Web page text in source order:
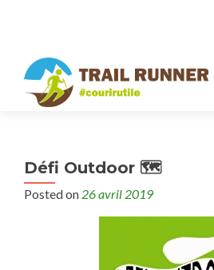
Défi Outdoor 🗺
Posted on 26 avril 2019